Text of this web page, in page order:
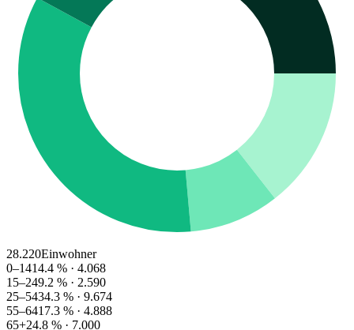
28.220Einwohner
0–1414.4 % · 4.068
15–249.2 % · 2.590
25–5434.3 % · 9.674
55–6417.3 % · 4.888
65+24.8 % · 7.000